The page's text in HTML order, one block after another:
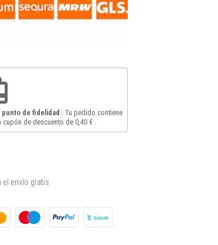
punto de fidelidad . Tu pedido contiene
cupón de descuento de 0,40 €
el envío gratis